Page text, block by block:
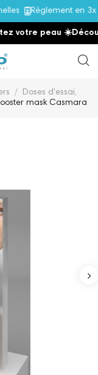
Règlement en 3x
votre peau ☀️
Doses d'essai,
mask Casmara